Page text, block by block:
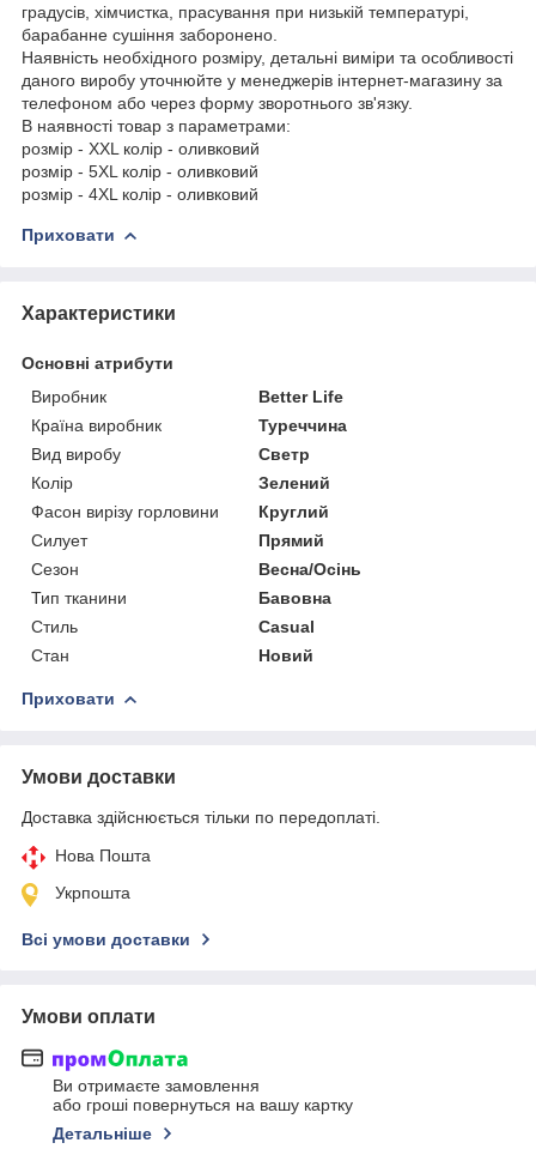
градусів, хімчистка, прасування при низькій температурі,
барабанне сушіння заборонено.
Наявність необхідного розміру, детальні виміри та особливості
даного виробу уточнюйте у менеджерів інтернет-магазину за
телефоном або через форму зворотнього зв'язку.
В наявності товар з параметрами:
розмір - XXL колір - оливковий
розмір - 5XL колір - оливковий
розмір - 4XL колір - оливковий
Приховати
Характеристики
Основні атрибути
Виробник
Better Life
Країна виробник
Туреччина
Вид виробу
Светр
Колір
Зелений
Фасон вирізу горловини
Круглий
Силует
Прямий
Сезон
Весна/Осінь
Тип тканини
Бавовна
Стиль
Casual
Стан
Новий
Приховати
Умови доставки
Доставка здійснюється тільки по передоплаті.
Нова Пошта
Укрпошта
Всі умови доставки
Умови оплати
Ви отримаєте замовлення
або гроші повернуться на вашу картку
Детальніше